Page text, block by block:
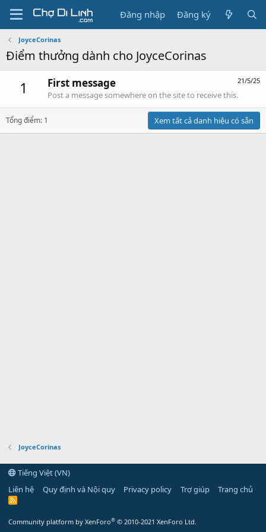
Đăng nhập Đăng ký
JoyceCorinas
Điểm thưởng dành cho JoyceCorinas
1 21/5/25
First message
Post a message somewhere on the site to receive this.
Tổng điểm: 1 Xem tất cả danh hiệu có sẵn
JoyceCorinas
Tiếng Việt (VN)
Liên hệ
Quy định và Nội quy Privacy policy Trợ giúp Trang chủ
R
Community platform by XenForo® © 2010-2021 XenForo Ltd.